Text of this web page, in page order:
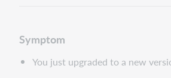
Symptom
You just upgraded to a new